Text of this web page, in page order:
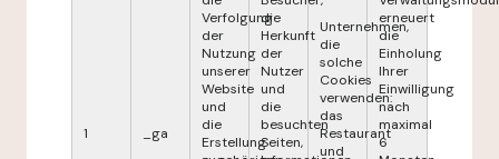
1 _ga
Verfolgung
der
Nutzung
unserer
Website
und
die
Erstellung
die
Herkunft
der
Nutzer
und
die
besuchten
Seiten,
Unternehmen,
die
solche
Cookies
verwenden:
das
Restaurant
und
erneuert
die
Einholung
Ihrer
Einwilligung
nach
maximal
6